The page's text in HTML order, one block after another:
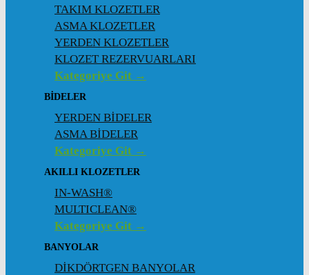
TAKIM KLOZETLER
ASMA KLOZETLER
YERDEN KLOZETLER
KLOZET REZERVUARLARI
Kategoriye Git →
BİDELER
YERDEN BİDELER
ASMA BİDELER
Kategoriye Git →
AKILLI KLOZETLER
IN-WASH®
MULTICLEAN®
Kategoriye Git →
BANYOLAR
DİKDÖRTGEN BANYOLAR